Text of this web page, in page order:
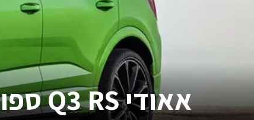
אאודי Q3 RS ספורטבק